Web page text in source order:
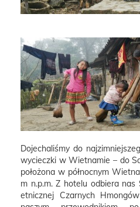
Dojechaliśmy do
wycieczki w Wietnamie – do
położona w północnym
m n.p.m. Z hotelu odbiera
etnicznej Czarnych